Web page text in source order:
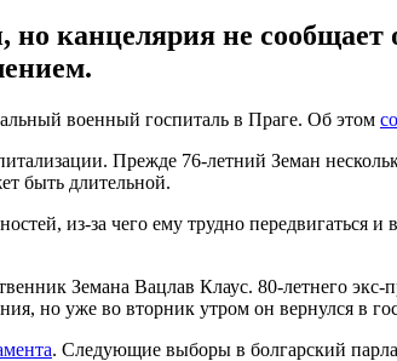
канцелярия не сообщает
военный госпиталь в Праге. Об этом
Прежде 76-летний Земан
быть длительной.
из-за чего ему трудно передвигаться
Земана Вацлав Клаус. 80-летнего
но уже во вторник утром он вернулся в
. Следующие выборы в болгарский